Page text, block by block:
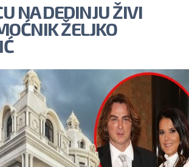
NA DEDINJU ŽIVI
ŽELJKO